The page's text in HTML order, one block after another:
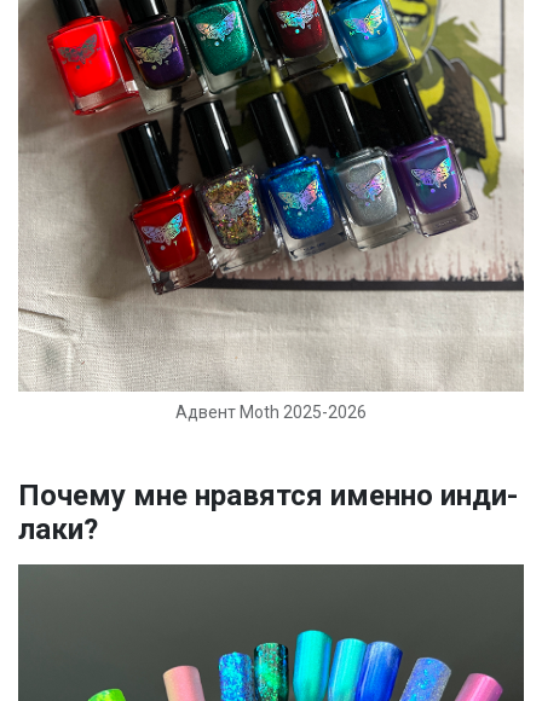
Адвент Moth 2025-2026
Почему мне нравятся именно инди-
лаки?